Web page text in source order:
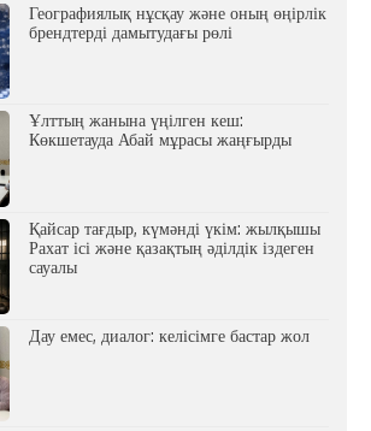
Географиялық нұсқау және оның өңірлік
брендтерді дамытудағы рөлі
Ұлттың жанына үңілген кеш:
Көкшетауда Абай мұрасы жаңғырды
Қайсар тағдыр, күмәнді үкім: жылқышы
Рахат ісі және қазақтың әділдік іздеген
сауалы
Дау емес, диалог: келісімге бастар жол